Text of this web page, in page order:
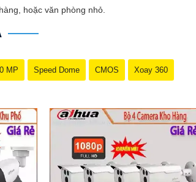
hoặc văn phòng nhỏ.
MP Speed Dome CMOS Xoay 360